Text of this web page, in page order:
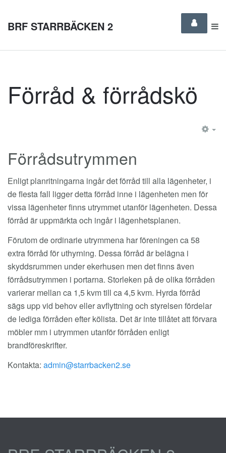
BRF STARRBÄCKEN 2
Förråd & förrådskö
Förrådsutrymmen
Enligt planritningarna ingår det förråd till alla lägenheter, i
de flesta fall ligger detta förråd inne i lägenheten men för
vissa lägenheter finns utrymmet utanför lägenheten. Dessa
förråd är uppmärkta och ingår i lägenhetsplanen.
Förutom de ordinarie utrymmena har föreningen ca 58
extra förråd för uthyrning. Dessa förråd är belägna i
skyddsrummen under ekerhusen men det finns även
förrådsutrymmen i portarna. Storleken på de olika förråden
varierar mellan ca 1,5 kvm till ca 4,5 kvm. Hyrda förråd
sägs upp vid behov eller avflyttning och styrelsen fördelar
de lediga förråden efter kölista. Det är inte tillåtet att förvara
möbler mm i utrymmen utanför förråden enligt
brandföreskrifter.
Kontakta: